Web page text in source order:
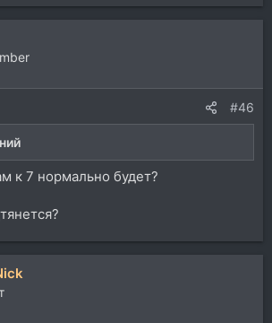
#46
к 7 нормально будет?